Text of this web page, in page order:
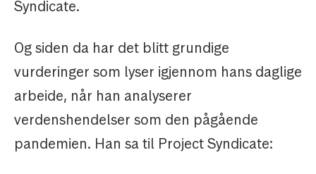
Syndicate.
Og siden da har det blitt grundige
vurderinger som lyser igjennom hans daglige
arbeide, når han analyserer
verdenshendelser som den pågående
pandemien. Han sa til Project Syndicate: